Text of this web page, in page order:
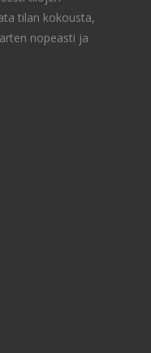
tilan kokousta,
nopeasti ja